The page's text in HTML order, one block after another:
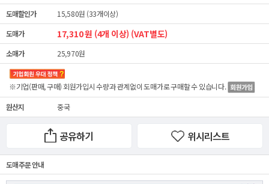
도매할인가
15,580원 (33개이상)
도매가
17,310 원 (4개 이상) (VAT별도)
소매가 25,970원
※기업(판매, 구매) 회원가입시 수량과 관계없이도매가로 구매할 수 있습니다.
원산지 중국
공유하기 위시리스트
도매 주문 안내